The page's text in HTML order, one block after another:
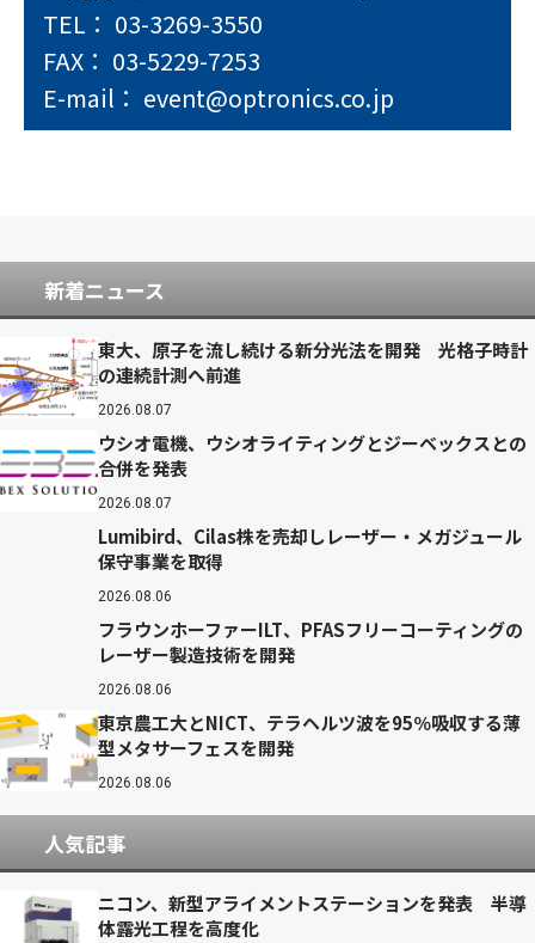
TEL： 03-3269-3550
FAX： 03-5229-7253
E-mail： event@optronics.co.jp
新着ニュース
東大、原子を流し続ける新分光法を開発 光格子時計
の連続計測へ前進
2026.08.07
ウシオ電機、ウシオライティングとジーベックスとの
合併を発表
2026.08.07
Lumibird、Cilas株を売却しレーザー・メガジュール
保守事業を取得
2026.08.06
フラウンホーファーILT、PFASフリーコーティングの
レーザー製造技術を開発
2026.08.06
東京農工大とNICT、テラヘルツ波を95％吸収する薄
型メタサーフェスを開発
2026.08.06
人気記事
ニコン、新型アライメントステーションを発表 半導
体露光工程を高度化